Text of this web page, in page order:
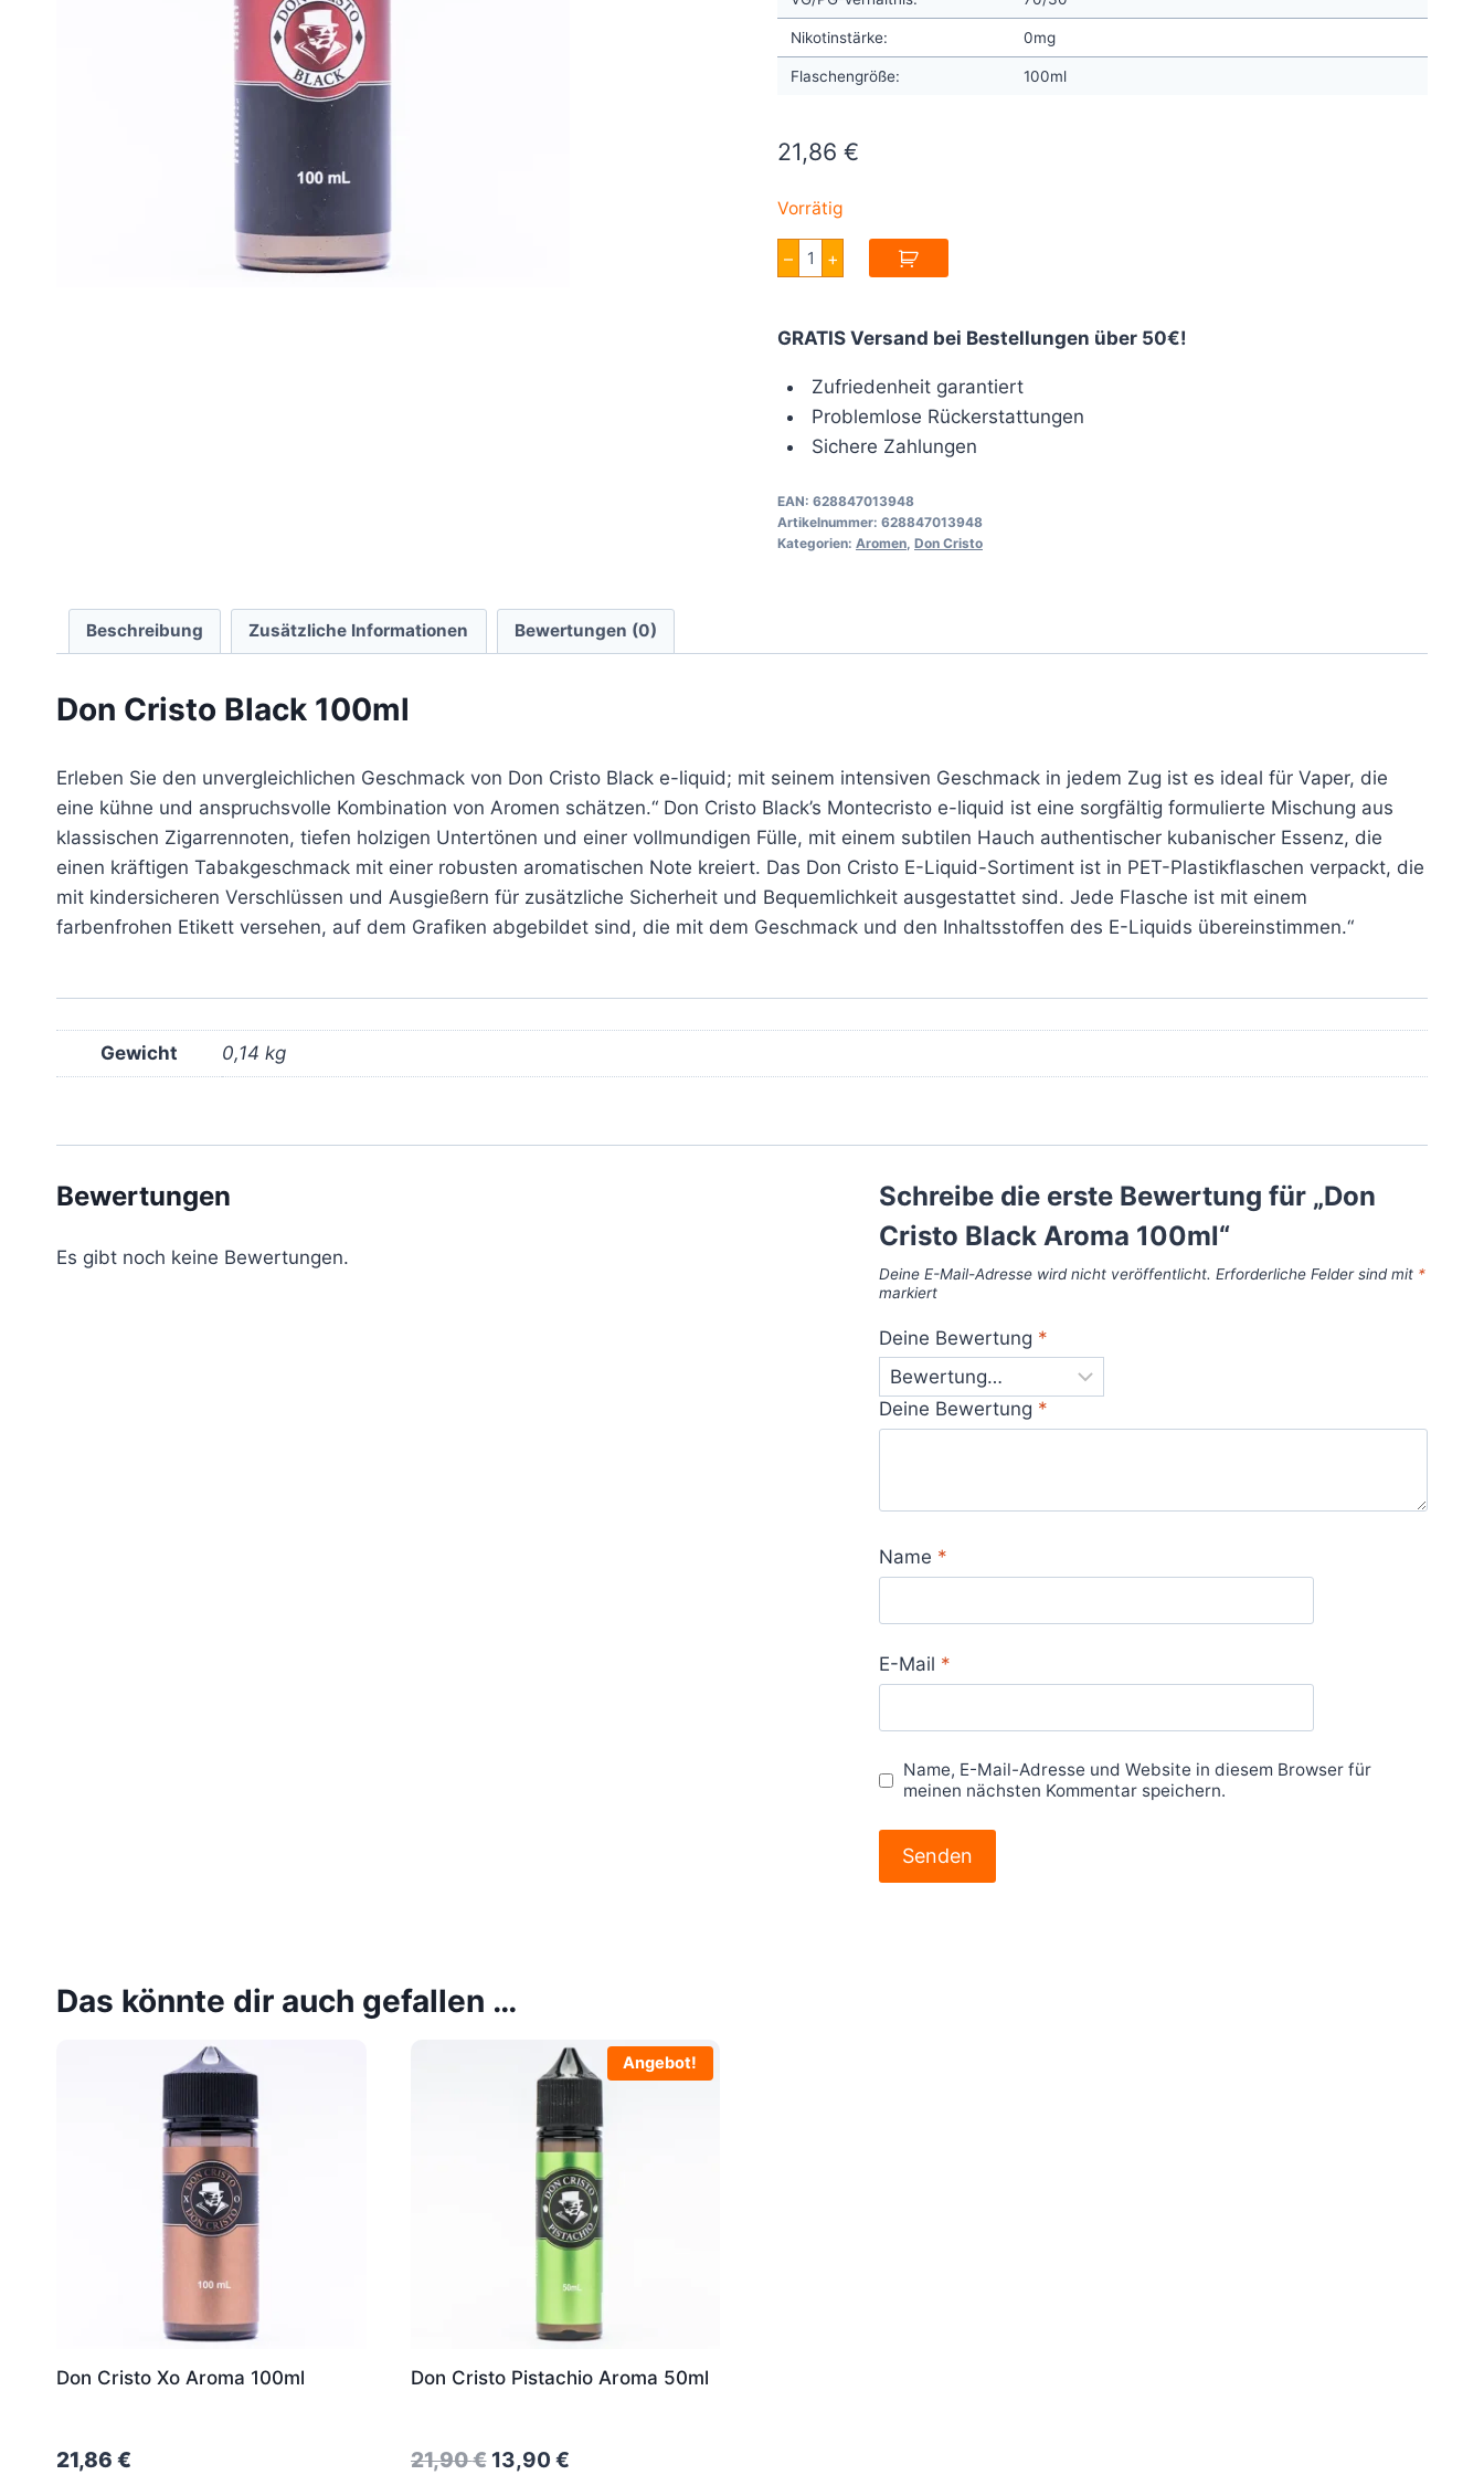
Nikotinstärke: 0mg
Flaschengröße: 100ml
21,86 €
Vorrätig
–
Don
Cristo
Black
Menge
+
GRATIS Versand bei Bestellungen über 50€!
Zufriedenheit garantiert
Problemlose Rückerstattungen
Sichere Zahlungen
EAN: 628847013948
Artikelnummer: 628847013948
Kategorien: Aromen Don Cristo
Beschreibung Zusätzliche Informationen Bewertungen (0)
Don Cristo Black 100ml
Erleben Sie den unvergleichlichen Geschmack von Don Cristo Black e-liquid; mit seinem intensiven Geschmack in jedem Zug ist es ideal für Vaper, die
eine kühne und anspruchsvolle Kombination von Aromen schätzen.“ Don Cristo Black’s Montecristo e-liquid ist eine sorgfältig formulierte Mischung aus
klassischen Zigarrennoten, tiefen holzigen Untertönen und einer vollmundigen Fülle, mit einem subtilen Hauch authentischer kubanischer Essenz, die
einen kräftigen Tabakgeschmack mit einer robusten aromatischen Note kreiert. Das Don Cristo E-Liquid-Sortiment ist in PET-Plastikflaschen verpackt, die
mit kindersicheren Verschlüssen und Ausgießern für zusätzliche Sicherheit und Bequemlichkeit ausgestattet sind. Jede Flasche ist mit einem
farbenfrohen Etikett versehen, auf dem Grafiken abgebildet sind, die mit dem Geschmack und den Inhaltsstoffen des E-Liquids übereinstimmen.“
Gewicht 0,14 kg
Bewertungen
Es gibt noch keine Bewertungen.
Schreibe die erste Bewertung für „Don
Cristo Black Aroma 100ml“
Deine E-Mail-Adresse wird nicht veröffentlicht. Erforderliche Felder sind mit *
markiert
Deine Bewertung *
Deine Bewertung *
Name *
E-Mail *
Name, E-Mail-Adresse und Website in diesem Browser für
meinen nächsten Kommentar speichern.
Das könnte dir auch gefallen …
Don Cristo Xo Aroma 100ml
21,86 €
Angebot!
Don Cristo Pistachio Aroma 50ml
21,90€ Original
13,90 €Current